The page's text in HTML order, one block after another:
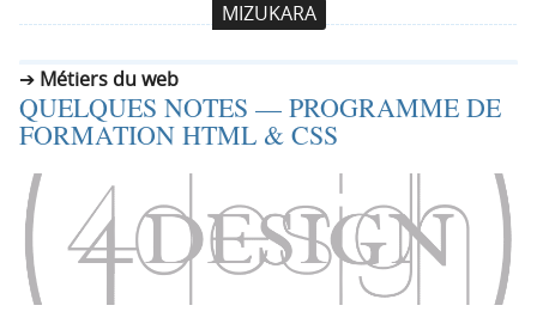
a
t
i
n
r
a
u
c
n
e
n
MIZUKARA
Métiers du web
QUELQUES NOTES — PROGRAMME DE
FORMATION HTML & CSS